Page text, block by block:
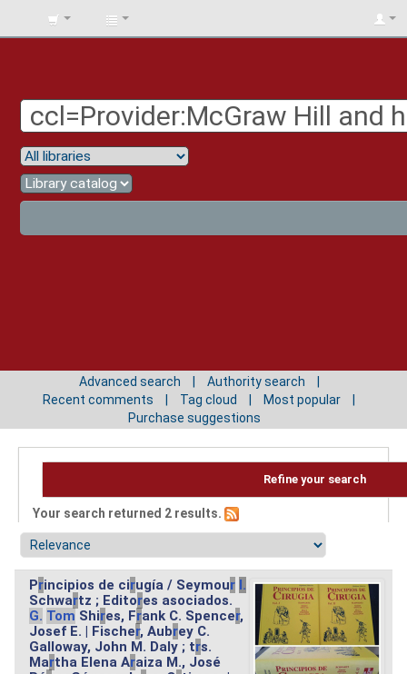
BIBLIOTECA
Advanced search
Authority search
Recent comments
Tag cloud
Most popular
Purchase suggestions
Refine your search
Your search returned 2 results.
Principios de cirugía / Seymour I.
Schwartz ; Editores asociados.
G. Tom Shires, Frank C. Spencer,
Josef E. | Fischer, Aubrey C.
Galloway, John M. Daly ; trs.
Martha Elena Araiza M., José